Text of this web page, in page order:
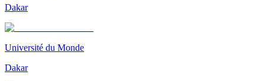
Dakar
Université du Monde
Dakar